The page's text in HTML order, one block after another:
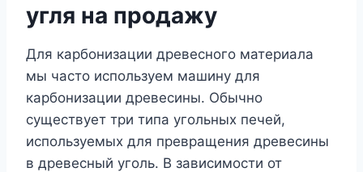
угля на продажу
Для карбонизации древесного материала
мы часто используем машину для
карбонизации древесины. Обычно
существует три типа угольных печей,
используемых для превращения древесины
в древесный уголь. В зависимости от